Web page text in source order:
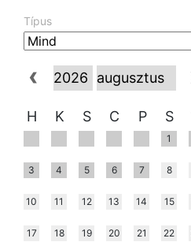
Típus
H K S C P S
1
3 4 5 6 7 8
10 11 12 13 14 15
17 18 19 20 21 22